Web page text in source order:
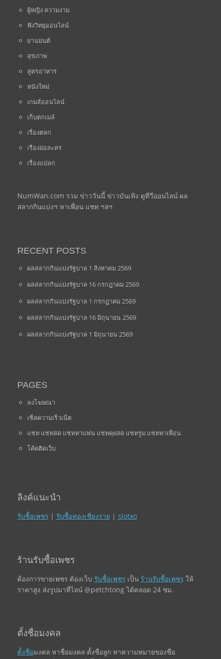
ผู้หญิง ความงาม
ฟังวิทยุออนไลน์
ยานยนต์
สุขภาพ
สูตรอาหาร
หนังใหม่
เกมส์ออนไลน์
เก็บตกเมล์
เรื่องตลก
เรื่องย่อละคร
เรื่องแปลก
NumWan.com รวม ข่าววันนี้ ข่าวบันเทิง ดูทีวีออนไลน์ ผล
สลากกินแบ่งฯ หาเพื่อน แชท ฯลฯ
RECENT POSTS
ผลสลากกินแบ่งรัฐบาล 1 สิงหาคม 2569
ผลสลากกินแบ่งรัฐบาล 16 กรกฎาคม 2569
ผลสลากกินแบ่งรัฐบาล 1 กรกฎาคม 2569
ผลสลากกินแบ่งรัฐบาล 16 มิถุนายน 2569
ผลสลากกินแบ่งรัฐบาล 1 มิถุนายน 2569
PAGES
ลงโฆษณา
เช็คความเร็วเน็ต
แชท แชทสด แชทหาแฟน แชทคุยสด แชทรูม แชทหาเพื่อน
โค้ดติดเว็บ
ลิงค์แนะนำ
รับซื้อเพชร| รับซื้อทองเชียงราย | slotxo
ร้านรับซื้อเพชร
ต้องการขายเพชร ต้องเว็บ รับซื้อเพชรเป็น ร้านรับซื้อเพชรให้
ราคาสูง ส่งรูปมาที่ไลน์ @petchtong ได้ตลอด 24 ชม.
ตั้งชื่อมงคล
ตั้งชื่อมงคล หาชื่อมงคล ตั้งชื่อลูก หาความหมายของชื่อ